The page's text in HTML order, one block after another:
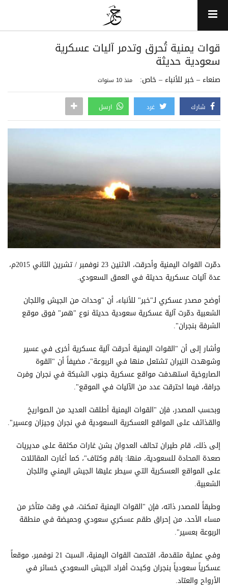
قوات يمنية تُحرق وتدمر آليات عسكرية
سعودية حديثة
صنعاء – خبر للأنباء – خاص: منذ 10 سنوات
شارك غرد ارسل
دمّرت القوات اليمنية وأحرقت، الاثنين 23 نوفمبر / تشرين الثاني 2015م،
عدة آليات عسكرية حديثة في العمق السعودي.
أوضح مصدر عسكري لـ"خبر" للأنباء، أن "وحدات من الجيش واللجان
الشعبية دمّرت آلية عسكرية سعودية حديثة نوع "همر" فوق موقع
الشرفة بنجران".
وأشار إلى أن "القوات اليمنية أحرقت آلية عسكرية أخرى في عسير
وشوهدت النيران تشتعل منها في الربوعة"، مضيفاً أن "القوة
الصاروخية استهدفت مواقع عسكرية جنوب الشبكة في نجران وفرت
جرافة، فيما احترقت عدد من الآليات في الموقع".
وبحسب المصدر، فإن "القوات اليمنية أطلقت العديد من الصواريخ
والقذائف على المواقع العسكرية السعودية في نجران وجيزان وعسير".
إلى ذلك، قام طيران تحالف العدوان بشن غارات مكثفة على مديريات
صعدة المحادة للسعودية، منها: باقم وكتاف"، كما أغارت المقاتلات
على المواقع العسكرية التي سيطر عليها الجيش اليمني واللجان
الشعبية.
وطبقاً للمصدر ذاته، فإن "القوات اليمنية تمكنت، في وقت متأخر من
مساء الأحد، من إحراق طقم عسكري سعودي وحميضة في منطقة
الربوعة بعسير".
وفي عملية متقدمة، اقتحمت القوات اليمنية، السبت 21 نوفمبر، موقعاً
عسكرياً سعودياً بنجران وكبدت أفراد الجيش السعودي خسائر في
الأرواح والعتاد.